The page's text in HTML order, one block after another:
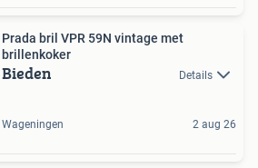
Prada bril VPR 59N vintage met
brillenkoker
Bieden Details
Wageningen 2 aug 26